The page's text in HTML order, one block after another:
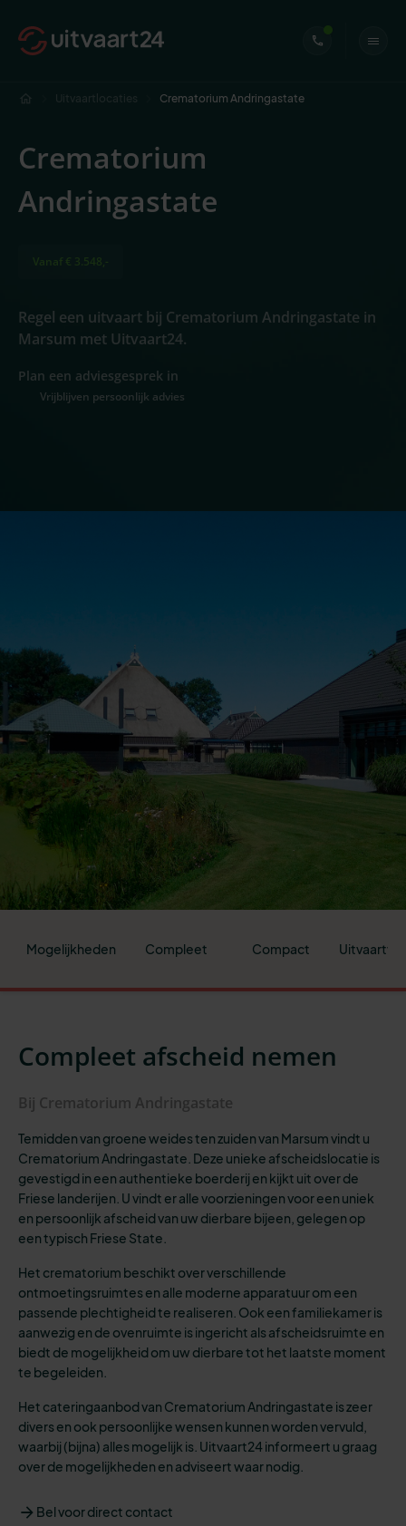
Uitvaartlocaties Crematorium Andringastate
Crematorium
Andringastate
Vanaf € 3.548,-
Regel een uitvaart bij Crematorium Andringastate in
Marsum met Uitvaart24.
Plan een adviesgesprek in
Vrijblijven persoonlijk advies
Mogelijkheden Compleet Compact
Compleet afscheid nemen
Bij Crematorium Andringastate
Temidden van groene weides ten zuiden van Marsum vindt u
Crematorium Andringastate. Deze unieke afscheidslocatie is
gevestigd in een authentieke boerderij en kijkt uit over de
Friese landerijen. U vindt er alle voorzieningen voor een uniek
en persoonlijk afscheid van uw dierbare bijeen, gelegen op
een typisch Friese State.
Het crematorium beschikt over verschillende
ontmoetingsruimtes en alle moderne apparatuur om een
passende plechtigheid te realiseren. Ook een familiekamer is
aanwezig en de ovenruimte is ingericht als afscheidsruimte en
biedt de mogelijkheid om uw dierbare tot het laatste moment
te begeleiden.
Het cateringaanbod van Crematorium Andringastate is zeer
divers en ook persoonlijke wensen kunnen worden vervuld,
waarbij (bijna) alles mogelijk is. Uitvaart24 informeert u graag
over de mogelijkheden en adviseert waar nodig.
Bel voor direct contact